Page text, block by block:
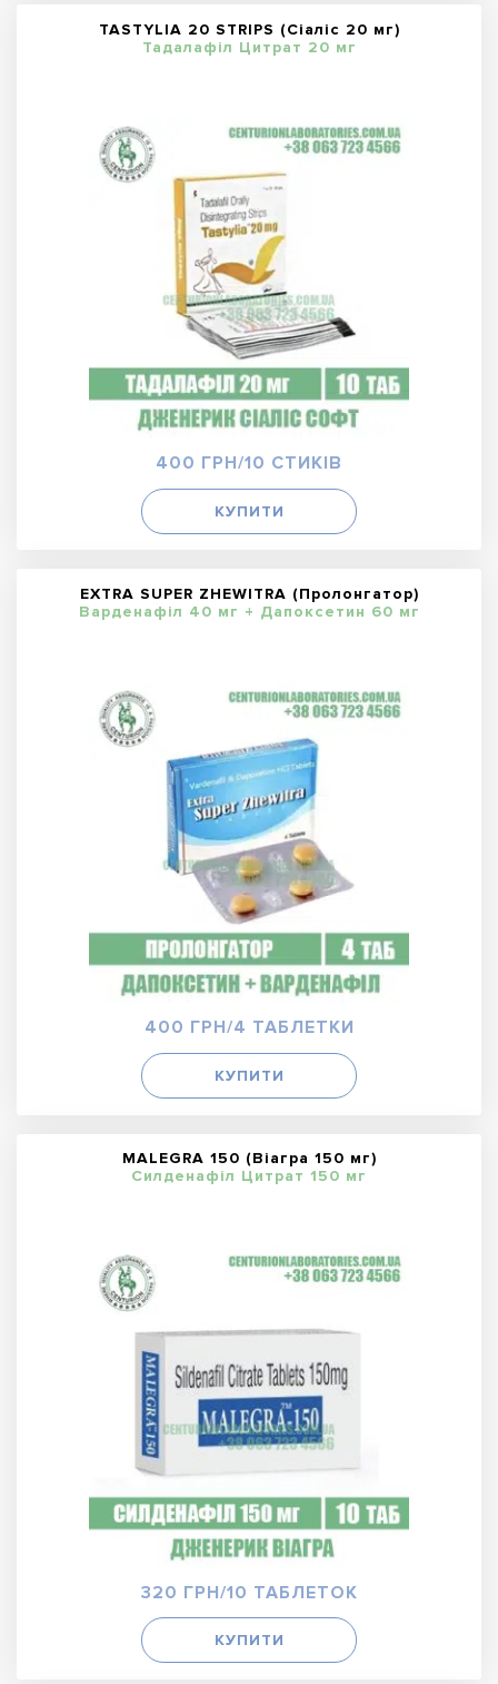
TASTYLIA 20 STRIPS (Сіаліс 20 мг)
Тадалафіл Цитрат 20 мг
400 ГРН/10 СТИКІВ
КУПИТИ
EXTRA SUPER ZHEWITRA (Пролонгатор)
Варденафіл 40 мг + Дапоксетин 60 мг
400 ГРН/4 ТАБЛЕТКИ
КУПИТИ
MALEGRA 150 (Віагра 150 мг)
Силденафіл Цитрат 150 мг
320 ГРН/10 ТАБЛЕТОК
КУПИТИ